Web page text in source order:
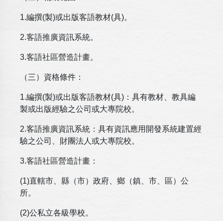
1.編撰(製)或出版客語教材(具)。
2.客語推廣資訊系統。
3.客語社區營造計畫。
（三）資格條件：
1.編撰(製)或出版客語教材(具)：具有教材、教具編
製或出版經驗之公司或大專院校。
2.客語推廣資訊系統：具有資訊應用開發系統建置經
驗之公司、財團法人或大專院校。
3.客語社區營造計畫：
(1)直轄市、縣（市）政府、鄉（鎮、市、區）公
所。
(2)公私立各級學校。